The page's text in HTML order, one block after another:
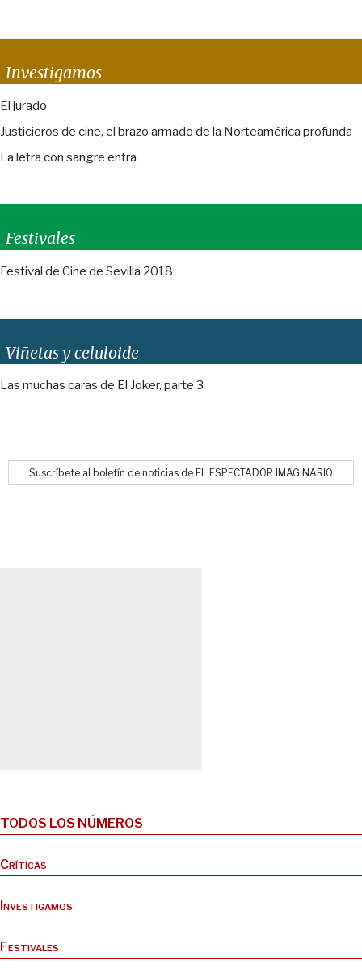
Investigamos
El jurado
Justicieros de cine, el brazo armado de la Norteamérica profunda
La letra con sangre entra
Festivales
Festival de Cine de Sevilla 2018
Viñetas y celuloide
Las muchas caras de El Joker, parte 3
Suscríbete al boletín de noticias de EL ESPECTADOR IMAGINARIO
TODOS LOS NÚMEROS
Críticas
Investigamos
Festivales